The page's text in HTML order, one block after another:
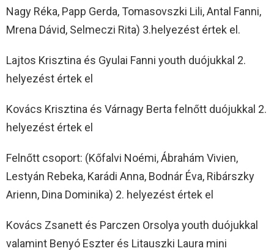
Nagy Réka, Papp Gerda, Tomasovszki Lili, Antal Fanni,
Mrena Dávid, Selmeczi Rita) 3.helyezést értek el.
Lajtos Krisztina és Gyulai Fanni youth duójukkal 2.
helyezést értek el
Kovács Krisztina és Várnagy Berta felnőtt duójukkal 2.
helyezést értek el
Felnőtt csoport: (Kőfalvi Noémi, Ábrahám Vivien,
Lestyán Rebeka, Karádi Anna, Bodnár Éva, Ribárszky
Arienn, Dina Dominika) 2. helyezést értek el
Kovács Zsanett és Parczen Orsolya youth duójukkal
valamint Benyó Eszter és Litauszki Laura mini